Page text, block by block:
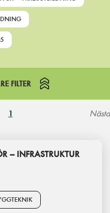
FILTER
1 Nästa
– INFRASTRUKTUR